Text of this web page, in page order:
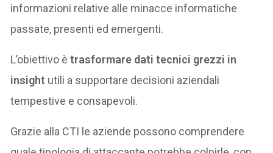
informazioni relative alle minacce informatiche
passate, presenti ed emergenti.
L’obiettivo ètrasformare dati tecnici grezzi in
insight utili a supportare decisioni aziendali
tempestive e consapevoli.
Grazie alla CTI le aziende possono comprendere